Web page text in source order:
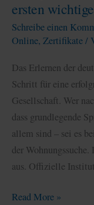
ersten
Schreibe einen
Online, Zertifikate/
Das Erlernen der
Schritt für eine
Gesellschaft. Wer
dass grundlegende
allem sind – sei es
der
aus. Offizielle
Erfolgreich
Read More »